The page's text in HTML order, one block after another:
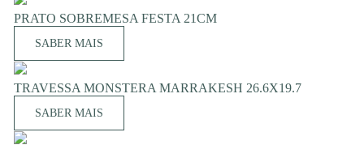
PRATO SOBREMESA FESTA 21CM
SABER MAIS
TRAVESSA MONSTERA MARRAKESH 26.6X19.7
SABER MAIS